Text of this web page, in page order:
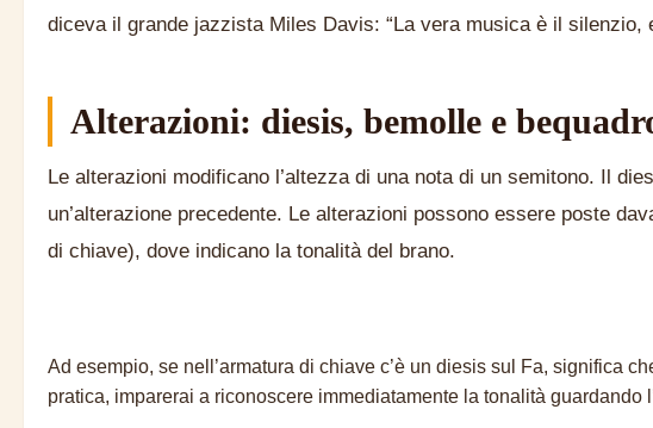
diceva il grande jazzista Miles Davis: “La vera musica è il
Alterazioni: diesis, bemolle e
Le alterazioni modificano l’altezza di una nota di un semitono. Il
un’alterazione precedente. Le alterazioni possono essere poste
di chiave), dove indicano la tonalità del brano.
Ad esempio, se nell’armatura di chiave c’è un diesis sul Fa, significa
pratica, imparerai a riconoscere immediatamente la tonalità guardando